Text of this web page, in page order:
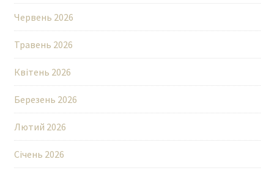
Червень 2026
Травень 2026
Квітень 2026
Березень 2026
Лютий 2026
Січень 2026